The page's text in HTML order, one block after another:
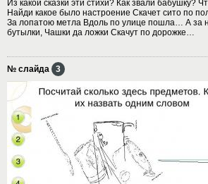
Из какой сказки эти стихи? Как звали бабушку?
Найди какое было настроение Скачет сито по
За лопатою метла Вдоль по улице пошла… А за
бутылки, Чашки да ложки Скачут по дорожке…
№ слайда 3